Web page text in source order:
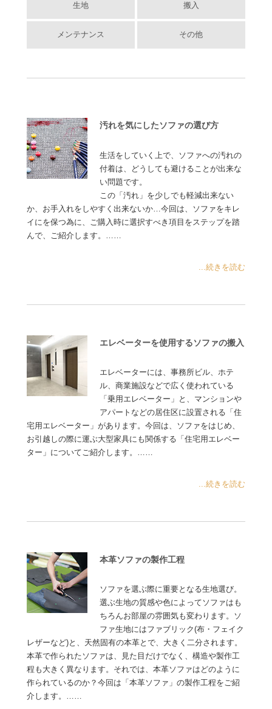
生地 搬入
メンテナンス その他
汚れを気にしたソファの選び方
生活をしていく上で、ソファへの汚れの
付着は、どうしても避けることが出来な
い問題です。
この「汚れ」を少しでも軽減出来ない
か、お手入れをしやすく出来ないか…今回は、ソファをキレ
イにを保つ為に、ご購入時に選択すべき項目をステップを踏
んで、ご紹介します。……
...続きを読む
エレベーターを使用するソファの搬入
エレベーターには、事務所ビル、ホテ
ル、商業施設などで広く使われている
「乗用エレベーター」と、マンションや
アパートなどの居住区に設置される「住
宅用エレベーター」があります。今回は、ソファをはじめ、
お引越しの際に運ぶ大型家具にも関係する「住宅用エレベー
ター」についてご紹介します。……
...続きを読む
本革ソファの製作工程
ソファを選ぶ際に重要となる生地選び。
選ぶ生地の質感や色によってソファはも
ちろんお部屋の雰囲気も変わります。ソ
ファ生地にはファブリック(布・フェイク
レザーなど)と、天然固有の本革とで、大きく二分されます。
本革で作られたソファは、見た目だけでなく、構造や製作工
程も大きく異なります。それでは、本革ソファはどのように
作られているのか？今回は「本革ソファ」の製作工程をご紹
介します。……